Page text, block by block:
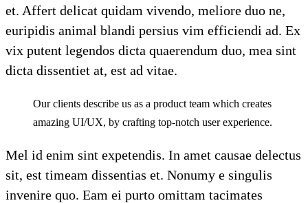
et. Affert delicat quidam vivendo, meliore duo ne,
euripidis animal blandi persius vim efficiendi ad. Ex
vix putent legendos dicta quaerendum duo, mea sint
dicta dissentiet at, est ad vitae.
Our clients describe us as a product team which creates
amazing UI/UX, by crafting top-notch user experience.
Mel id enim sint expetendis. In amet causae delectus
sit, est timeam dissentias et. Nonumy e singulis
invenire quo. Eam ei purto omittam tacimates